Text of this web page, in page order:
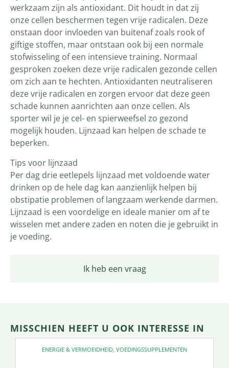
Ik heb een vraag
werkzaam zijn als antioxidant. Dit houdt in dat zij
onze cellen beschermen tegen vrije radicalen. Deze
onstaan door invloeden van buitenaf zoals rook of
giftige stoffen, maar ontstaan ook bij een normale
stofwisseling of een intensieve training. Normaal
gesproken zoeken deze vrije radicalen gezonde cellen
om zich aan te hechten. Antioxidanten neutraliseren
deze vrije radicalen en zorgen ervoor dat deze geen
schade kunnen aanrichten aan onze cellen. Als
sporter wil je je cel- en spierweefsel zo gezond
mogelijk houden. Lijnzaad kan helpen de schade te
beperken.
Tips voor lijnzaad
Per dag drie eetlepels lijnzaad met voldoende water
drinken op de hele dag kan aanzienlijk helpen bij
obstipatie problemen of langzaam werkende darmen.
Lijnzaad is een voordelige en ideale manier om af te
wisselen met andere zaden en noten die je gebruikt in
je voeding.
MISSCHIEN HEEFT U OOK INTERESSE IN
ENERGIE & VERMOEIDHEID VOEDINGSSUPPLEMENTEN